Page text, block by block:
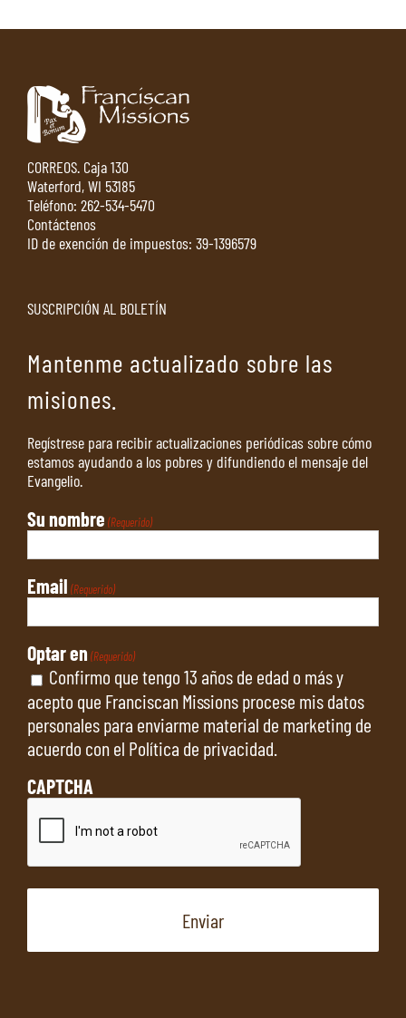
CORREOS. Caja 130
Waterford, WI 53185
Teléfono: 262-534-5470
Contáctenos
ID de exención de impuestos: 39-1396579
SUSCRIPCIÓN AL BOLETÍN
Mantenme actualizado sobre las
misiones.
Regístrese para recibir actualizaciones periódicas sobre cómo
estamos ayudando a los pobres y difundiendo el mensaje del
Evangelio.
Su nombre (Requerido)
Email (Requerido)
Optar en (Requerido)
Confirmo que tengo 13 años de edad o más y
acepto que Franciscan Missions procese mis datos
personales para enviarme material de marketing de
acuerdo con el Política de privacidad.
CAPTCHA